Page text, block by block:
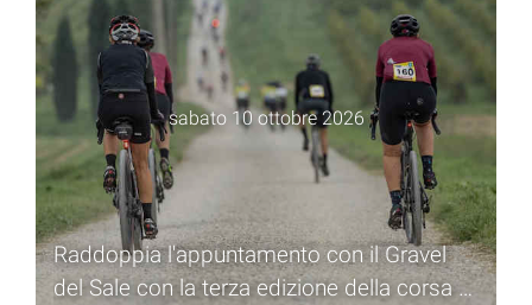
sabato 10 ottobre 2026
Raddoppia l'appuntamento con il Gravel
del Sale con la terza edizione della corsa di